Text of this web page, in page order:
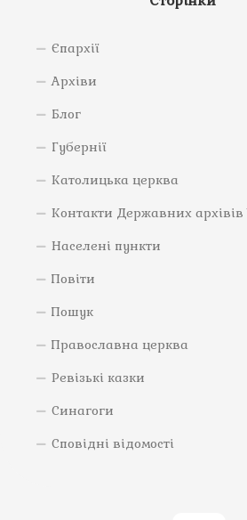
Єпархії
Архіви
Блог
Губернії
Католицька церква
Контакти Державних архівів
Населені пункти
Повіти
Пошук
Православна церква
Ревізькі казки
Синагоги
Сповідні відомості